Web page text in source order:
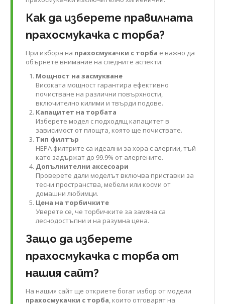
Как да изберете правилната
прахосмукачка с торба?
При избора на прахосмукачки с торба е важно да
обърнете внимание на следните аспекти:
Мощност на засмукване
Високата мощност гарантира ефективно
почистване на различни повърхности,
включително килими и твърди подове.
Капацитет на торбата
Изберете модел с подходящ капацитет в
зависимост от площта, която ще почиствате.
Тип филтър
HEPA филтрите са идеални за хора с алергии, тъй
като задържат до 99.9% от алергените.
Допълнителни аксесоари
Проверете дали моделът включва приставки за
тесни пространства, мебели или косми от
домашни любимци.
Цена на торбичките
Уверете се, че торбичките за замяна са
леснодостъпни и на разумна цена.
Защо да изберете
прахосмукачка с торба от
нашия сайт?
На нашия сайт ще откриете богат избор от модели
прахосмукачки с торба, които отговарят на